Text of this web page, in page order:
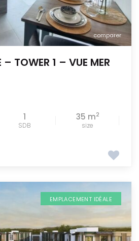
comparer
TOWER 1 – VUE MER
1
SDB
35 m2
size
EMPLACEMENT IDÉALE